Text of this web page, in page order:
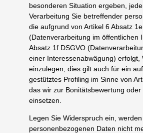
besonderen Situation ergeben,
Verarbeitung Sie betreffender
die aufgrund von Artikel 6 Absatz
(Datenverarbeitung im öffentlichen
Absatz 1f DSGVO
einer Interessenabwägung) erfolgt,
einzulegen; dies gilt auch für ein
gestütztes Profiling im Sinne von
das wir zur Bonitätsbewertung
einsetzen.
Legen Sie Widerspruch ein,
personenbezogenen Daten nicht